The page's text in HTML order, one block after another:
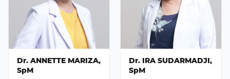
Dr. ANNETTE MARIZA,
SpM
Dr. IRA SUDARMADJI,
SpM